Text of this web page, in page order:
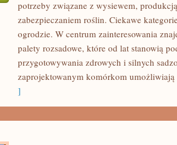
potrzeby związane z wysiewem,
zabezpieczaniem roślin. Ciekawe
ogrodzie. W centrum zainteresowania
palety rozsadowe, które od lat stanowią
przygotowywania zdrowych i silnych
zaprojektowanym komórkom
]